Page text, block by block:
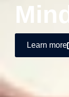
Learn more